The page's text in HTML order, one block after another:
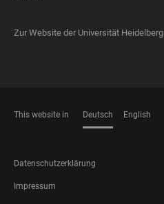
Zur Website der Universität Heidelberg
This website in Deutsch English
FOOTER
LEGAL
Datenschutzerklärung
Impressum